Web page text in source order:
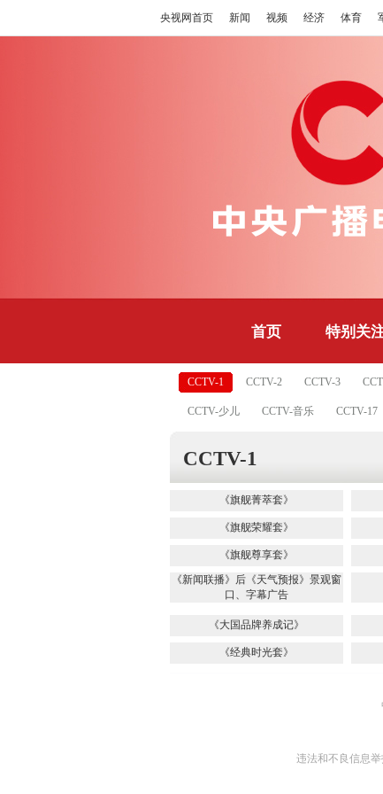
央视网首页 新闻 视频 经济 体育
首页 特别关
CCTV-1 CCTV-2 CCTV-3
CCTV-少儿 CCTV-音乐 CCTV-17
CCTV-1
《旗舰菁萃套》
《旗舰荣耀套》
《旗舰尊享套》
《新闻联播》后《天气预报》景观窗
口、字幕广告
《大国品牌养成记》
《经典时光套》
违法和不良信息举